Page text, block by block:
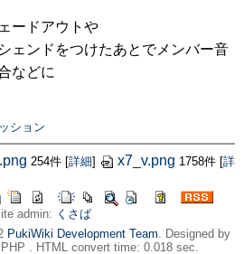
ードアウトや
ェンドをつけたあとでメンバー音
などに
ション
254件 [詳細] x7_v.png 1758件 [詳
admin: くさば
PukiWiki Development Team. Designed by
. HTML convert time: 0.018 sec.